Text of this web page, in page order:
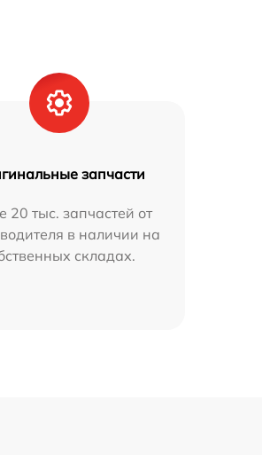
запчасти
20 тыс. запчастей от
в наличии на
складах.